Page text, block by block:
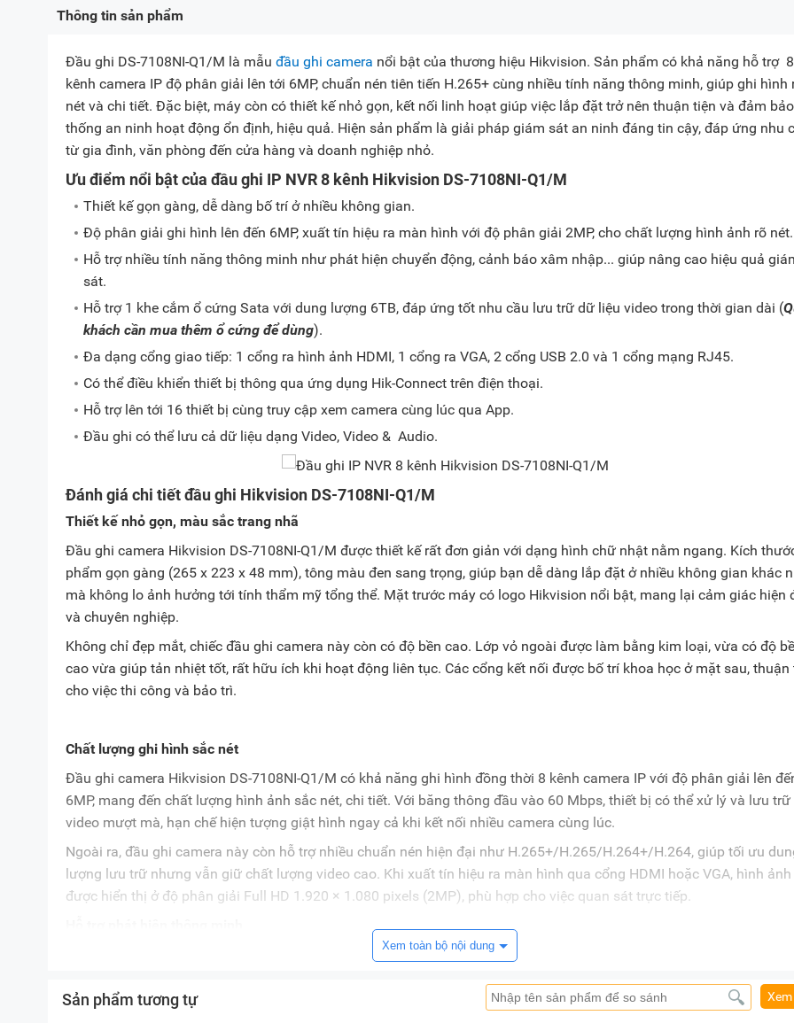
Thông tin sản phẩm
Đầu ghi DS-7108NI-Q1/M là mẫu đầu ghi camera nổi bật của thương hiệu Hikvision. Sản phẩm có khả năng hỗ trợ 8
kênh camera IP độ phân giải lên tới 6MP, chuẩn nén tiên tiến H.265+ cùng nhiều tính năng thông minh, giúp ghi hình
nét và chi tiết. Đặc biệt, máy còn có thiết kế nhỏ gọn, kết nối linh hoạt giúp việc lắp đặt trở nên thuận tiện và đảm
thống an ninh hoạt động ổn định, hiệu quả. Hiện sản phẩm là giải pháp giám sát an ninh đáng tin cậy, đáp ứng nhu
từ gia đình, văn phòng đến cửa hàng và doanh nghiệp nhỏ.
Ưu điểm nổi bật của đầu ghi IP NVR 8 kênh Hikvision DS-7108NI-Q1/M
Thiết kế gọn gàng, dễ dàng bố trí ở nhiều không gian.
Độ phân giải ghi hình lên đến 6MP, xuất tín hiệu ra màn hình với độ phân giải 2MP, cho chất lượng hình ảnh rõ nét.
Hỗ trợ nhiều tính năng thông minh như phát hiện chuyển động, cảnh báo xâm nhập... giúp nâng cao hiệu quả
sát.
Hỗ trợ 1 khe cắm ổ cứng Sata với dung lượng 6TB, đáp ứng tốt nhu cầu lưu trữ dữ liệu video trong thời gian dài (
khách cần mua thêm ổ cứng để dùng).
Đa dạng cổng giao tiếp: 1 cổng ra hình ảnh HDMI, 1 cổng ra VGA, 2 cổng USB 2.0 và 1 cổng mạng RJ45.
Có thể điều khiển thiết bị thông qua ứng dụng Hik-Connect trên điện thoại.
Hỗ trợ lên tới 16 thiết bị cùng truy cập xem camera cùng lúc qua App.
Đầu ghi có thể lưu cả dữ liệu dạng Video, Video & Audio.
Đánh giá chi tiết đầu ghi Hikvision DS-7108NI-Q1/M
Thiết kế nhỏ gọn, màu sắc trang nhã
Đầu ghi camera Hikvision DS-7108NI-Q1/M được thiết kế rất đơn giản với dạng hình chữ nhật nằm ngang. Kích
phẩm gọn gàng (265 x 223 x 48 mm), tông màu đen sang trọng, giúp bạn dễ dàng lắp đặt ở nhiều không gian khác
mà không lo ảnh hưởng tới tính thẩm mỹ tổng thể. Mặt trước máy có logo Hikvision nổi bật, mang lại cảm giác hiện
và chuyên nghiệp.
Không chỉ đẹp mắt, chiếc đầu ghi camera này còn có độ bền cao. Lớp vỏ ngoài được làm bằng kim loại, vừa có độ
cao vừa giúp tản nhiệt tốt, rất hữu ích khi hoạt động liên tục. Các cổng kết nối được bố trí khoa học ở mặt sau, thuận
cho việc thi công và bảo trì.
Chất lượng ghi hình sắc nét
Đầu ghi camera Hikvision DS-7108NI-Q1/M có khả năng ghi hình đồng thời 8 kênh camera IP với độ phân giải lên
6MP, mang đến chất lượng hình ảnh sắc nét, chi tiết. Với băng thông đầu vào 60 Mbps, thiết bị có thể xử lý và lưu trữ
video mượt mà, hạn chế hiện tượng giật hình ngay cả khi kết nối nhiều camera cùng lúc.
Ngoài ra, đầu ghi camera này còn hỗ trợ nhiều chuẩn nén hiện đại như H.265+/H.265/H.264+/H.264, giúp tối ưu
lượng lưu trữ nhưng vẫn giữ chất lượng video cao. Khi xuất tín hiệu ra màn hình qua cổng HDMI hoặc VGA, hình ảnh
được hiển thị ở độ phân giải Full HD 1.920 × 1.080 pixels (2MP), phù hợp cho việc quan sát trực tiếp.
đầu ghi camera Hikvision khác, đầu ghi DS-7108NI-Q1/M cũng được hỗ trợ nhiều tính năng
hoạt nhu cầu giám sát trong nhiều tình huống.
Xem toàn bộ nội dung
Sản phẩm tương tự